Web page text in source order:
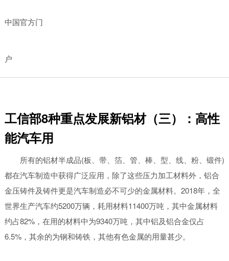
中国官方门
户
工信部8种重点发展新铝材（三）：高性
能汽车用
所有的铝材半成品(板、带、箔、管、棒、型、线、粉、锻件)
都在汽车制造中获得广泛应用，除了这些压力加工材料外，铝合
金压铸件及铸件更是汽车制造必不可少的金属材料。2018年，全
世界生产汽车约5200万辆，耗用材料11400万吨，其中金属材料
约占82%，在用的材料中为9340万吨，其中铝及铝合金仅占
6.5%，其余的为钢和铸铁，其他有色金属的用量甚少。